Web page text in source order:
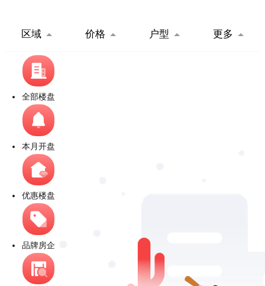
区域 价格 户型 更多
全部楼盘
本月开盘
优惠楼盘
品牌房企